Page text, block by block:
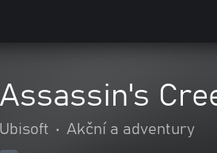
Assassin's
Ubisoft • Akční a adventury